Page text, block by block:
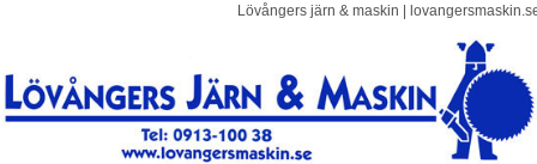
Lövångers järn & maskin ­|